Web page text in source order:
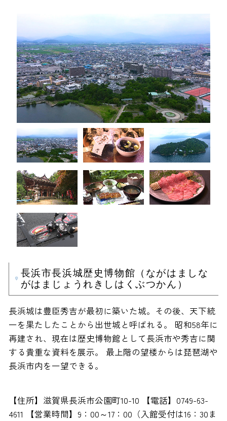
長浜市長浜城歴史博物館（ながはましな
がはまじょうれきしはくぶつかん）
長浜城は豊臣秀吉が最初に築いた城。その後、天下統
一を果たしたことから出世城と呼ばれる。 昭和58年に
再建され、現在は歴史博物館として長浜市や秀吉に関
する貴重な資料を展示。 最上階の望楼からは琵琶湖や
長浜市内を一望できる。
【住所】滋賀県長浜市公園町10-10 【電話】0749-63-
4611 【営業時間】9：00～17：00（入館受付は16：30ま